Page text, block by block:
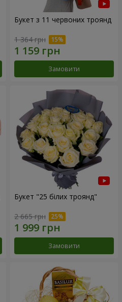
Букет з 11 червоних троянд
1 364 грн
Замовити
Букет "25 білих троянд"
2 665 грн
Замовити